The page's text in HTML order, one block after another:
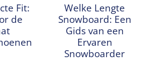
Fit:
de
Welke Lengte
Snowboard: Een
Gids van een
Ervaren
Snowboarder